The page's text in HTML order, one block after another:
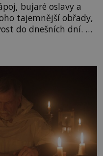
bujaré oslavy a
tajemnější obřady,
do dnešních dní. Co
Římané říkají